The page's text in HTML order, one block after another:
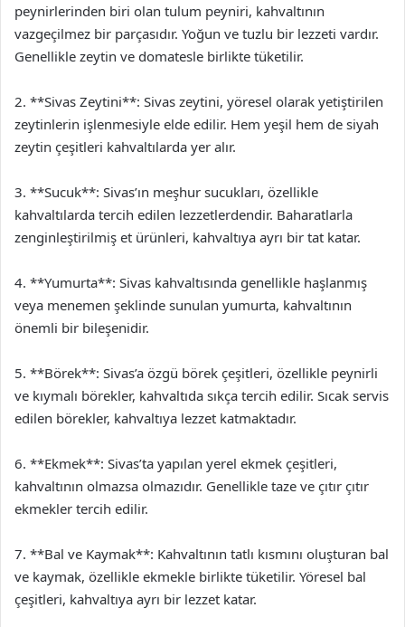
peynirlerinden biri olan tulum peyniri, kahvaltının
vazgeçilmez bir parçasıdır. Yoğun ve tuzlu bir lezzeti vardır.
Genellikle zeytin ve domatesle birlikte tüketilir.
2. **Sivas Zeytini**: Sivas zeytini, yöresel olarak yetiştirilen
zeytinlerin işlenmesiyle elde edilir. Hem yeşil hem de siyah
zeytin çeşitleri kahvaltılarda yer alır.
3. **Sucuk**: Sivas’ın meşhur sucukları, özellikle
kahvaltılarda tercih edilen lezzetlerdendir. Baharatlarla
zenginleştirilmiş et ürünleri, kahvaltıya ayrı bir tat katar.
4. **Yumurta**: Sivas kahvaltısında genellikle haşlanmış
veya menemen şeklinde sunulan yumurta, kahvaltının
önemli bir bileşenidir.
5. **Börek**: Sivas’a özgü börek çeşitleri, özellikle peynirli
ve kıymalı börekler, kahvaltıda sıkça tercih edilir. Sıcak servis
edilen börekler, kahvaltıya lezzet katmaktadır.
6. **Ekmek**: Sivas’ta yapılan yerel ekmek çeşitleri,
kahvaltının olmazsa olmazıdır. Genellikle taze ve çıtır çıtır
ekmekler tercih edilir.
7. **Bal ve Kaymak**: Kahvaltının tatlı kısmını oluşturan bal
ve kaymak, özellikle ekmekle birlikte tüketilir. Yöresel bal
çeşitleri, kahvaltıya ayrı bir lezzet katar.